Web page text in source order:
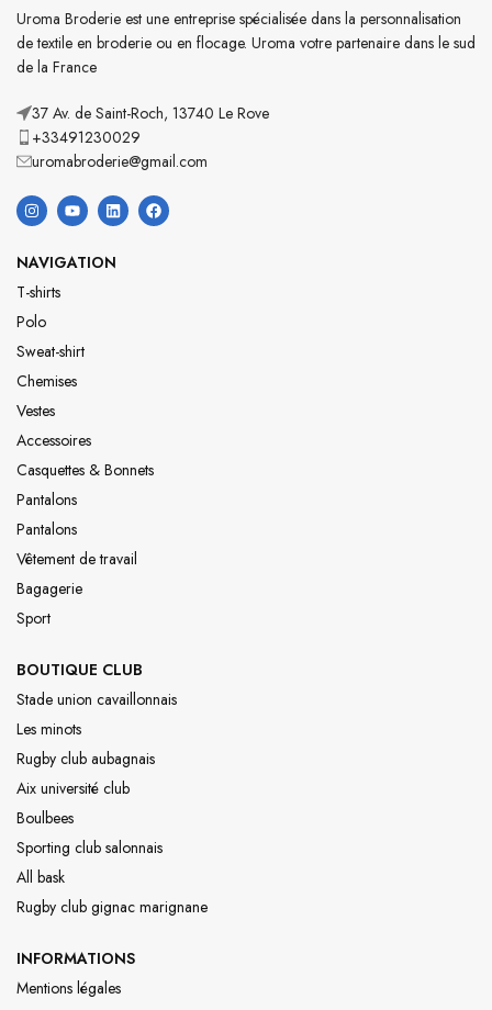
Uroma Broderie est une entreprise spécialisée dans la personnalisation
de textile en broderie ou en flocage. Uroma votre partenaire dans le sud
de la France
37 Av. de Saint-Roch, 13740 Le Rove
+33491230029
uromabroderie@gmail.com
NAVIGATION
T-shirts
Polo
Sweat-shirt
Chemises
Vestes
Accessoires
Casquettes & Bonnets
Pantalons
Pantalons
Vêtement de travail
Bagagerie
Sport
BOUTIQUE CLUB
Stade union cavaillonnais
Les minots
Rugby club aubagnais
Aix université club
Boulbees
Sporting club salonnais
All bask
Rugby club gignac marignane
INFORMATIONS
Mentions légales